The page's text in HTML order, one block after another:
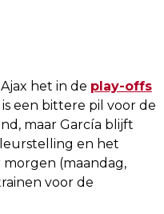
het in de play-offs
is een bittere pil voor de
maar García blijft
en het
(maandag,
voor de